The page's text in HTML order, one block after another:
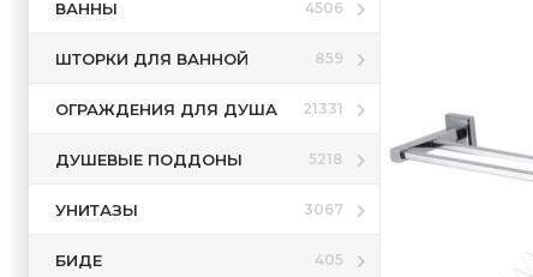
ВАННЫ 4506
ШТОРКИ ДЛЯ ВАННОЙ 859
ОГРАЖДЕНИЯ ДЛЯ ДУША 21331
ДУШЕВЫЕ ПОДДОНЫ 5218
УНИТАЗЫ 3067
БИДЕ 405